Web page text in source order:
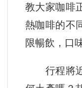
教大家咖啡
熱咖啡的不
限暢飲，口
行程將近